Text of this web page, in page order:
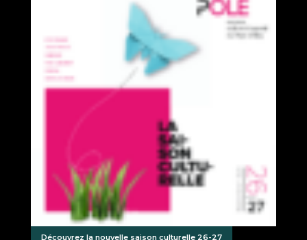
Découvrez la nouvelle saison culturelle 26-27